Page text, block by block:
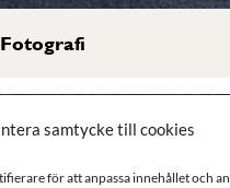
samtycke till cookies
för att anpassa innehållet och
Fotografi